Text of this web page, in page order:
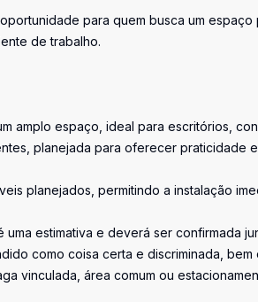
para quem busca um
de trabalho.
amplo espaço, ideal para escritórios,
planejada para oferecer praticidade
planejados, permitindo a instalação
uma estimativa e deverá ser confirmada
como coisa certa e discriminada,
vinculada, área comum ou